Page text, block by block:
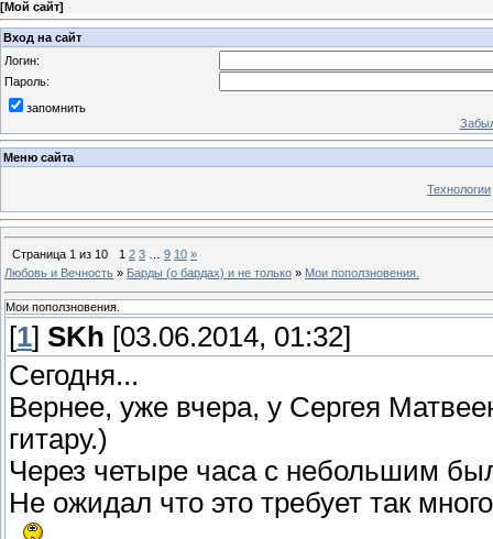
[Мой сайт]
Вход на сайт
Логин:
Пароль:
запомнить
Меню сайта
Технологии
Страница 1 из 10 1 2 3 9 10 »
Любовь и Вечность » Барды (о бардах) и не только » Мои поползновения.
Мои поползновения.
[1] SKh [03.06.2014, 01:32]
Сегодня...
Вернее, уже вчера, у Сергея
гитару.)
Через четыре часа с небольшим
Не ожидал что это требует так